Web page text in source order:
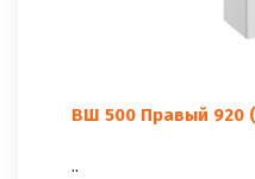
ВШ 500 Правый 920
..